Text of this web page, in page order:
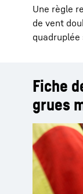
Une règle
de vent
Fiche
grues